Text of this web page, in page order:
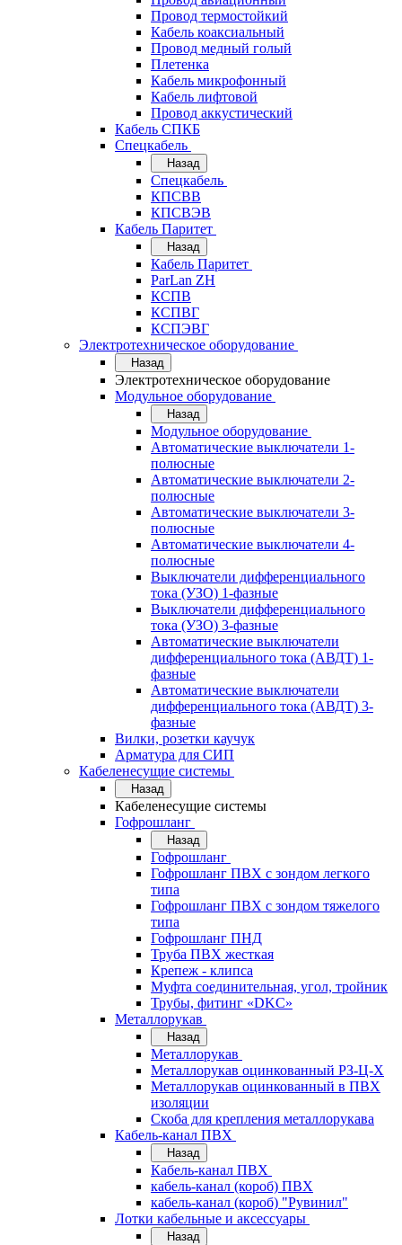
Провод термостойкий
Кабель коаксиальный
Провод медный голый
Плетенка
Кабель микрофонный
Кабель лифтовой
Провод аккустический
Кабель СПКБ
Спецкабель
Назад
Спецкабель
КПСВВ
КПСВЭВ
Кабель Паритет
Назад
Кабель Паритет
ParLan ZH
КСПВ
КСПВГ
КСПЭВГ
Электротехническое оборудование
Назад
Электротехническое оборудование
Модульное оборудование
Назад
Модульное оборудование
Автоматические выключатели 1-
полюсные
Автоматические выключатели 2-
полюсные
Автоматические выключатели 3-
полюсные
Автоматические выключатели 4-
полюсные
Выключатели дифференциального
тока (УЗО) 1-фазные
Выключатели дифференциального
тока (УЗО) 3-фазные
Автоматические выключатели
дифференциального тока (АВДТ) 1-
фазные
Автоматические выключатели
дифференциального тока (АВДТ) 3-
фазные
Вилки, розетки каучук
Арматура для СИП
Кабеленесущие системы
Назад
Кабеленесущие системы
Гофрошланг
Назад
Гофрошланг
Гофрошланг ПВХ с зондом легкого
типа
Гофрошланг ПВХ с зондом тяжелого
типа
Гофрошланг ПНД
Труба ПВХ жесткая
Крепеж - клипса
Муфта соединительная, угол, тройник
Трубы, фитинг «DKC»
Металлорукав
Назад
Металлорукав
Металлорукав оцинкованный РЗ-Ц-Х
Металлорукав оцинкованный в ПВХ
изоляции
Скоба для крепления металлорукава
Кабель-канал ПВХ
Назад
Кабель-канал ПВХ
кабель-канал (короб) ПВХ
кабель-канал (короб) "Рувинил"
Лотки кабельные и аксессуары
Назад